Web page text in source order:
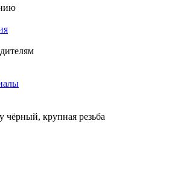
чёрный, крупная резьба